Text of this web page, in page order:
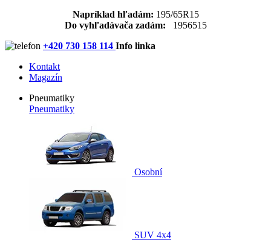
Napríklad hľadám: 195/65R15
Do vyhľadávača zadám: 1956515
+420 730 158 114 Info linka
Kontakt
Magazín
Pneumatiky
Pneumatiky
Osobní
SUV 4x4